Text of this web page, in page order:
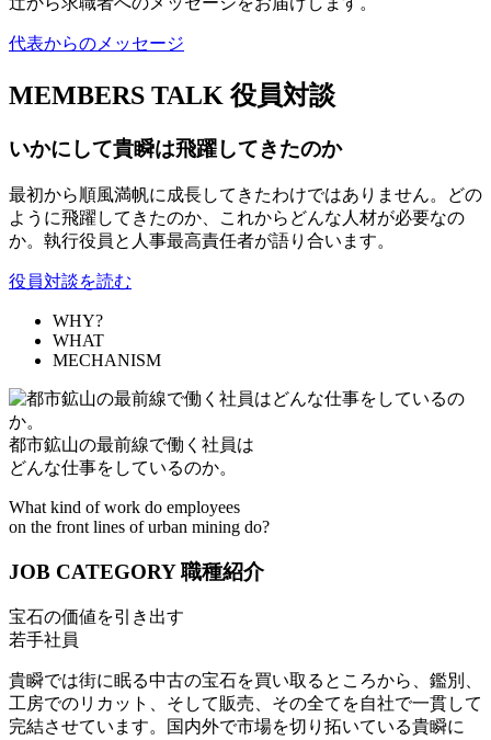
代表からのメッセージ
MEMBERS TALK 役員対談
いかにして貴瞬は飛躍してきたのか
最初から順風満帆に成長してきたわけではありません。どの
ように飛躍してきたのか、これからどんな人材が必要なの
か。執行役員と人事最高責任者が語り合います。
役員対談を読む
WHY?
WHAT
MECHANISM
都市鉱山の最前線で働く社員は
どんな仕事をしているのか。
What kind of work do employees
on the front lines of urban mining do?
JOB CATEGORY 職種紹介
宝石の価値を引き出す
若手社員
貴瞬では街に眠る中古の宝石を買い取るところから、鑑別、
工房でのリカット、そして販売、その全てを自社で一貫して
完結させています。国内外で市場を切り拓いている貴瞬に